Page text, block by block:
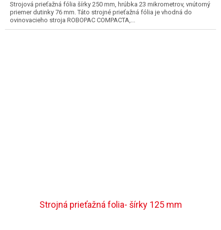
Strojová prieťažná fólia šírky 250 mm, hrúbka 23 mikrometrov, vnútorný
priemer dutinky 76 mm. Táto strojné prieťažná fólia je vhodná do
ovinovacieho stroja ROBOPAC COMPACTA,...
Strojná prieťažná folia- šírky 125 mm